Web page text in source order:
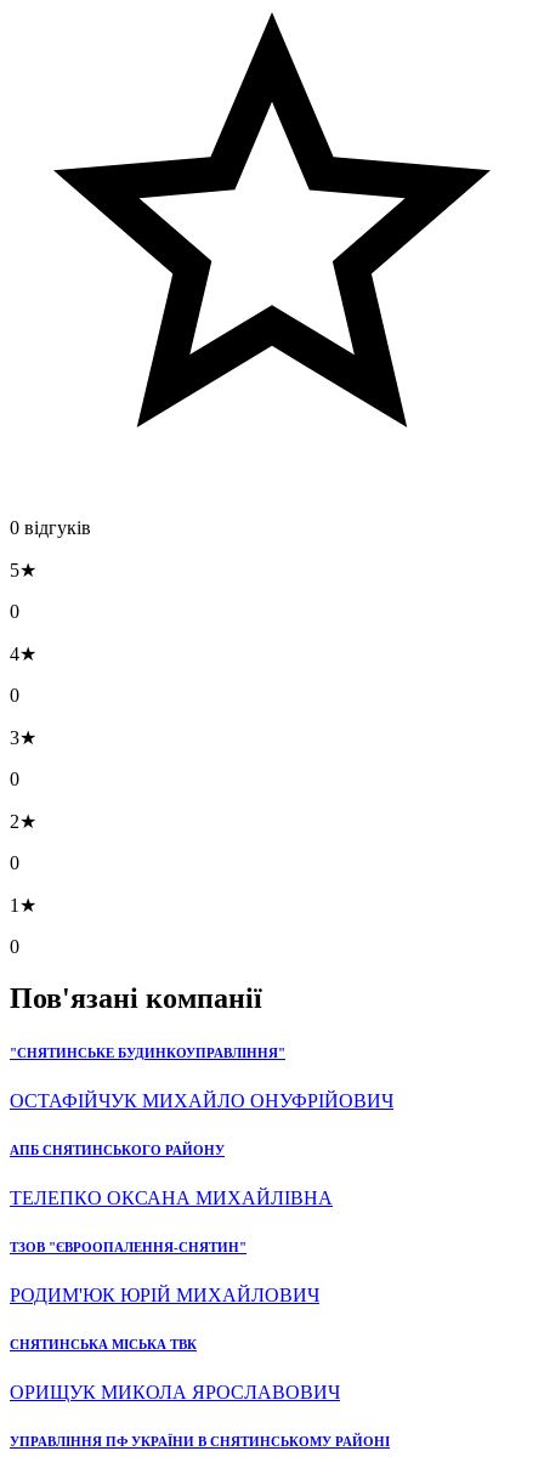
0 відгуків
5★
0
4★
0
3★
0
2★
0
1★
0
Пов'язані компанії
"СНЯТИНСЬКЕ БУДИНКОУПРАВЛІННЯ"
ОСТАФІЙЧУК МИХАЙЛО ОНУФРІЙОВИЧ
АПБ СНЯТИНСЬКОГО РАЙОНУ
ТЕЛЕПКО ОКСАНА МИХАЙЛІВНА
ТЗОВ "ЄВРООПАЛЕННЯ-СНЯТИН"
РОДИМ'ЮК ЮРІЙ МИХАЙЛОВИЧ
СНЯТИНСЬКА МІСЬКА ТВК
ОРИЩУК МИКОЛА ЯРОСЛАВОВИЧ
УПРАВЛІННЯ ПФ УКРАЇНИ В СНЯТИНСЬКОМУ РАЙОНІ